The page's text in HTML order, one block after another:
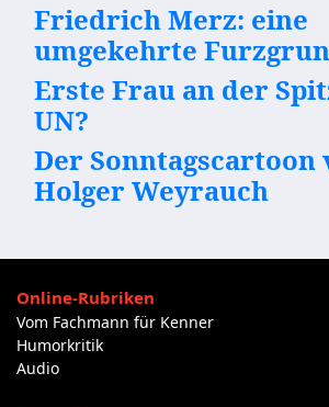
Friedrich Merz: eine
umgekehrte
Erste Frau an der
UN?
Der Sonntagscartoon
Holger Weyrauch
Online-Rubriken
Vom Fachmann für Kenner
Humorkritik
Audio